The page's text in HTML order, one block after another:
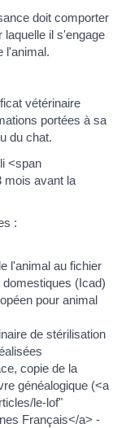
doit comporter
laquelle il s'engage
l'animal.
vétérinaire
portées à sa
du chat.
<span
mois avant la
:
l'animal au fichier
(Icad)
pour animal
de stérilisation
copie de la
généalogique (<a
le-lof"
Français</a> -